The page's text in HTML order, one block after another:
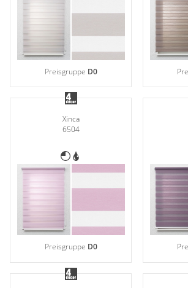
Panneaux
Preisgruppe D0
Xinca
6504
Preisgruppe D0